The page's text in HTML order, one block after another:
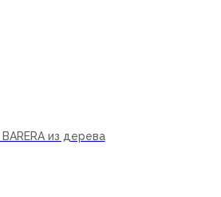
из дерева